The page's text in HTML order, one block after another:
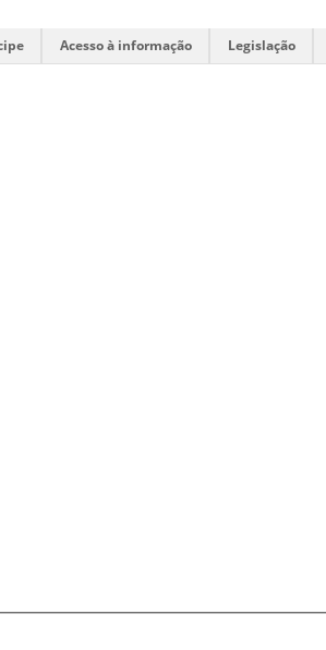
Acesso à informação Legislação